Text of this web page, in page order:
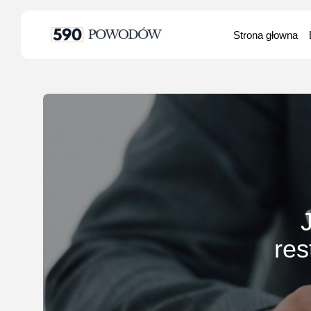
Strona głowna
Search
for: